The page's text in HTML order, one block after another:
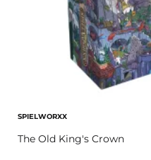
SPIELWORXX
The Old King's Crown